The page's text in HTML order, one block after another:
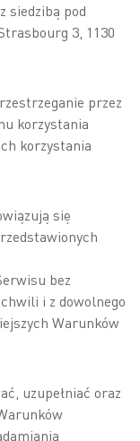
siedzibą pod
3, 1130
przez
korzystania
korzystania
się
bez
i z dowolnego
Warunków
uzupełniać oraz